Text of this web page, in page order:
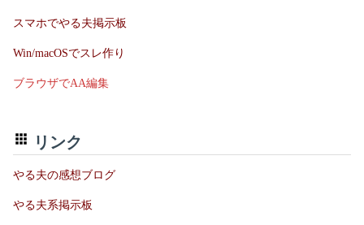
スマホでやる夫掲示板
Win/macOSでスレ作り
ブラウザでAA編集
リンク
やる夫の感想ブログ
やる夫系掲示板